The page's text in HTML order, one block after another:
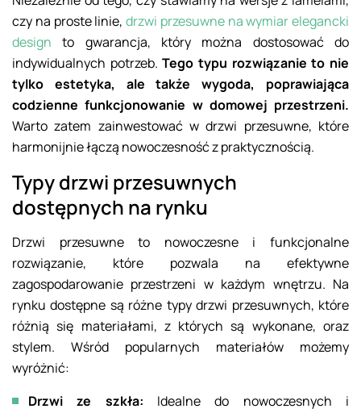
czy na proste linie, drzwi przesuwne na wymiar elegancki
design to gwarancja, który można dostosować do
indywidualnych potrzeb.Tego typu rozwiązanie to nie
tylko estetyka, ale także wygoda, poprawiająca
codzienne funkcjonowanie w domowej przestrzeni.
Warto zatem zainwestować w drzwi przesuwne, które
harmonijnie łączą nowoczesność z praktycznością.
Typy drzwi przesuwnych
dostępnych na rynku
Drzwi przesuwne to nowoczesne i funkcjonalne
rozwiązanie, które pozwala na efektywne
zagospodarowanie przestrzeni w każdym wnętrzu. Na
rynku dostępne są różne typy drzwi przesuwnych, które
różnią się materiałami, z których są wykonane, oraz
stylem. Wśród popularnych materiałów możemy
wyróżnić:
Drzwi ze szkła: Idealne do nowoczesnych i